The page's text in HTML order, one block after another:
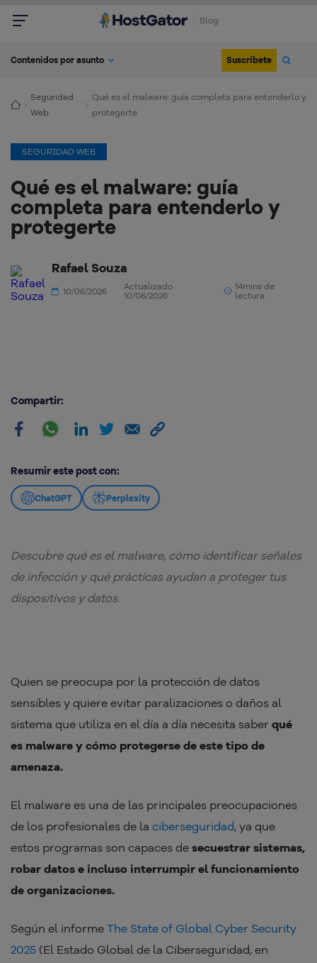
Blog
Contenidos por asunto Suscríbete
Seguridad
Web
Qué es el malware: guía completa para entenderlo y
protegerte
SEGURIDAD WEB
Qué es el malware: guía
completa para entenderlo y
protegerte
Rafael Souza
10/06/2026
Actualizado
10/06/2026
14mins de
lectura
Compartir:
Resumir este post con:
ChatGPT Perplexity
Descubre qué es el malware, cómo identificar señales
de infección y qué prácticas ayudan a proteger tus
dispositivos y datos.
Quien se preocupa por la protección de datos
sensibles y quiere evitar paralizaciones o daños al
sistema que utiliza en el día a día necesita saber qué
es malware y cómo protegerse de este tipo de
amenaza.
El malware es una de las principales preocupaciones
de los profesionales de la ciberseguridad, ya que
estos programas son capaces de secuestrar sistemas,
robar datos e incluso interrumpir el funcionamiento
de organizaciones.
Según el informe The State of Global Cyber Security
2025 (El Estado Global de la Ciberseguridad, en